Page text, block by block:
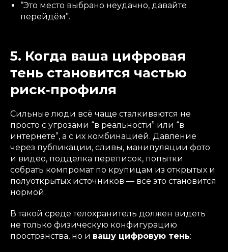
“Это место выбрано неудачно, давайте
перейдём”.
5. Когда ваша цифровая
тень становится частью
риск‑профиля
Сильные люди всё чаще сталкиваются не
просто с угрозами “в реальности” или “в
интернете”, а с их комбинацией. Давление
через публикации, сливы, манипуляции фото
и видео, подделка переписок, попытки
собрать компромат по крупицам из открытых и
полуоткрытых источников — всё это становится
нормой.
В такой среде телохранитель должен видеть
не только физическую конфигурацию
пространства, но и вашу цифровую тень: